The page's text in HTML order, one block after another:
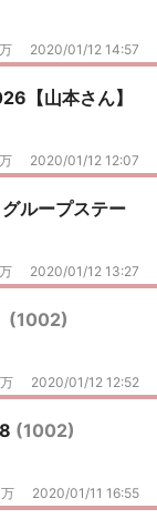
2020/01/12 14:57
【山本さん】
2020/01/12 12:07
ループステー
2020/01/12 13:27
(1002)
2020/01/12 12:52
(1002)
2020/01/11 16:55